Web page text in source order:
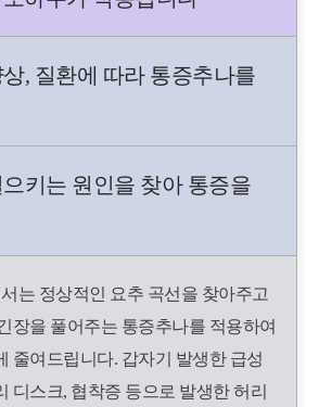
, 질환에 따라 통증추나를
키는 원인을 찾아 통증을
는 정상적인 요추 곡선을 찾아주고
장을 풀어주는 통증추나를 적용하여
줄여드립니다. 갑자기 발생한 급성
디스크, 협착증 등으로 발생한 허리